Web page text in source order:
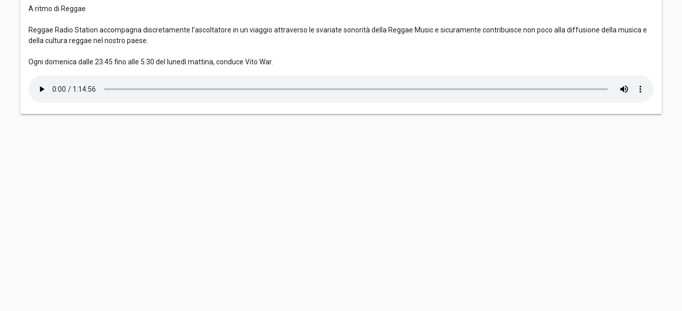
A ritmo di Reggae
Reggae Radio Station accompagna discretamente l’ascoltatore in un viaggio attraverso le svariate sonorità della Reggae Music e sicuramente contribuisce non poco alla diffusione della musica e
della cultura reggae nel nostro paese.
Ogni domenica dalle 23.45 fino alle 5.30 del lunedì mattina, conduce Vito War.